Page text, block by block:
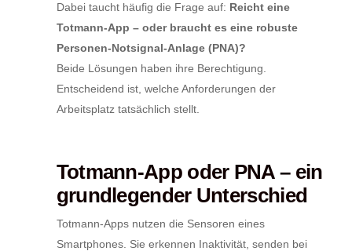
Dabei taucht häufig die Frage auf: Reicht eine
Totmann-App – oder braucht es eine robuste
Personen-Notsignal-Anlage (PNA)?
Beide Lösungen haben ihre Berechtigung.
Entscheidend ist, welche Anforderungen der
Arbeitsplatz tatsächlich stellt.
Totmann-App oder PNA – ein
grundlegender Unterschied
Totmann-Apps nutzen die Sensoren eines
Smartphones. Sie erkennen Inaktivität, senden bei